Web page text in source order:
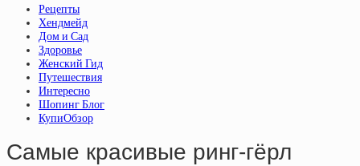
Рецепты
Хендмейд
Дом и Сад
Здоровье
Женский Гид
Путешествия
Интересно
Шопинг Блог
КупиОбзор
Самые красивые ринг-гёрл